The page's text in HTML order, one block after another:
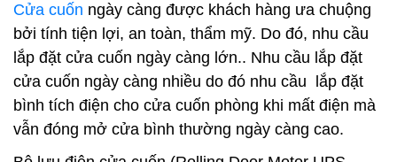
Cửa cuốn ngày càng được khách hàng ưa chuộng
bởi tính tiện lợi, an toàn, thẩm mỹ. Do đó, nhu cầu
lắp đặt cửa cuốn ngày càng lớn.. Nhu cầu lắp đặt
cửa cuốn ngày càng nhiều do đó nhu cầu lắp đặt
bình tích điện cho cửa cuốn phòng khi mất điện mà
vẫn đóng mở cửa bình thường ngày càng cao.